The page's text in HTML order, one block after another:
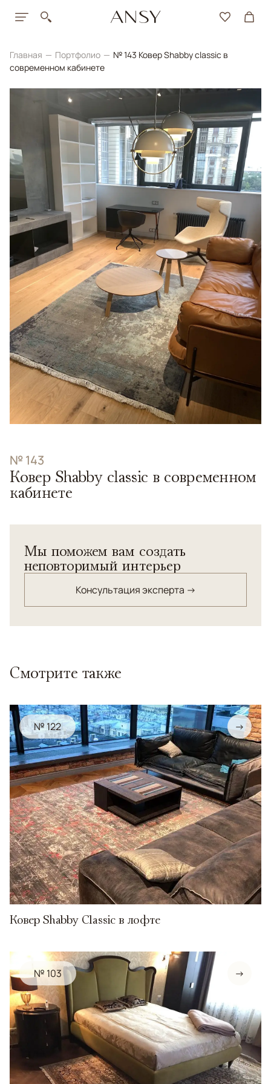
Главная Портфолио
№ 143 Ковер Shabby classic в
современном кабинете
№ 143
Ковер Shabby classic в современном
кабинете
Мы поможем вам создать
неповторимый интерьер
Консультация эксперта →
Смотрите также
№ 122 →
Ковер Shabby Classic в лофте
№ 103 →